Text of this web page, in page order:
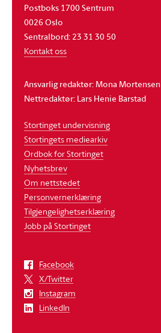
Postboks 1700 Sentrum
0026 Oslo
Sentralbord: 23 31 30 50
Kontakt oss
Ansvarlig redaktør: Mona
Nettredaktør: Lars Henie Barstad
Stortinget undervisning
Stortingets mediearkiv
Ordbok for Stortinget
Nyhetsbrev
Om nettstedet
Personvernerklæring
Tilgjengelighetserklæring
Jobb på Stortinget
Facebook
X/Twitter
Instagram
LinkedIn